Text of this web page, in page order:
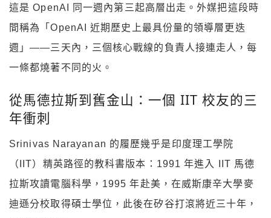
這是 OpenAI 同一週內第三起高層出走。外媒把這段時
間稱為「OpenAI 近期歷史上最具份量的領導層更迭
週」——三天內，三個核心戰線的負責人接連走人，每
一條都燒著不同的火。
從馬德拉斯到舊金山：一個 IIT 校友的三
年衝刺
Srinivas Narayanan 的履歷幾乎是印度理工學院
（IIT）精英路徑的教科書版本：1991 年進入 IIT 馬德
拉斯攻讀電腦科學，1995 年赴美，在威斯康辛大學麥
迪遜分校取得碩士學位，此後在矽谷打滾將近三十年，